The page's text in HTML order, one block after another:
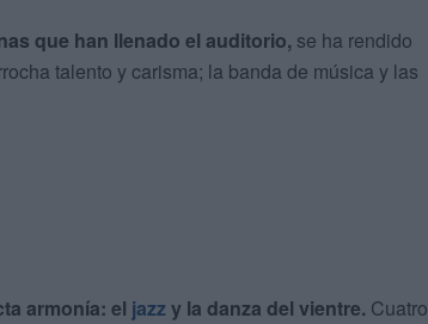
que han llenado el auditorio, se ha rendido
talento y carisma; la banda de música y las
armonía: el jazzy la danza del vientre. Cuatro